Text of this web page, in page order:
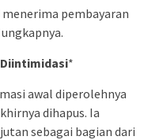
pembayaran
*
awal diperolehnya
dihapus. Ia
sebagai bagian dari